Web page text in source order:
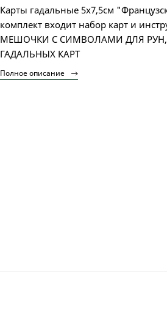
Карты гадальные 5х7,5см
комплект входит набор карт и
МЕШОЧКИ С СИМВОЛАМИ ДЛЯ РУН,
ГАДАЛЬНЫХ КАРТ
Полное описание